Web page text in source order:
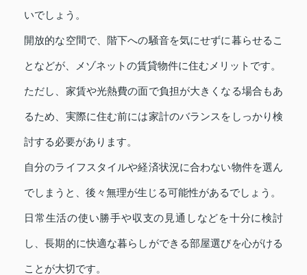
いでしょう。
開放的な空間で、階下への騒音を気にせずに暮らせるこ
となどが、メゾネットの賃貸物件に住むメリットです。
ただし、家賃や光熱費の面で負担が大きくなる場合もあ
るため、実際に住む前には家計のバランスをしっかり検
討する必要があります。
自分のライフスタイルや経済状況に合わない物件を選ん
でしまうと、後々無理が生じる可能性があるでしょう。
日常生活の使い勝手や収支の見通しなどを十分に検討
し、長期的に快適な暮らしができる部屋選びを心がける
ことが大切です。